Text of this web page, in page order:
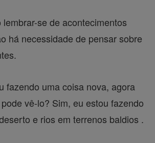
se de acontecimentos
há necessidade de pensar sobre
fazendo uma coisa nova, agora
vê-lo? Sim, eu estou fazendo
e rios em terrenos baldios .